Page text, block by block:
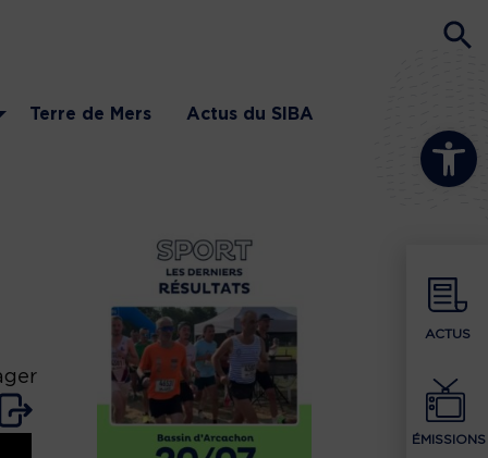
Ouvrir la
ACTUS
ÉMISSIONS
Terre de Mers Actus du SIBA